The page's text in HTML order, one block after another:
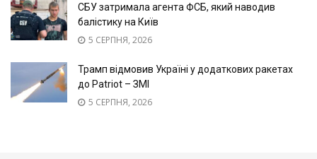
СБУ затримала агента ФСБ, який наводив
балістику на Київ
5 СЕРПНЯ, 2026
Трамп відмовив Україні у додаткових ракетах
до Patriot – ЗМІ
5 СЕРПНЯ, 2026